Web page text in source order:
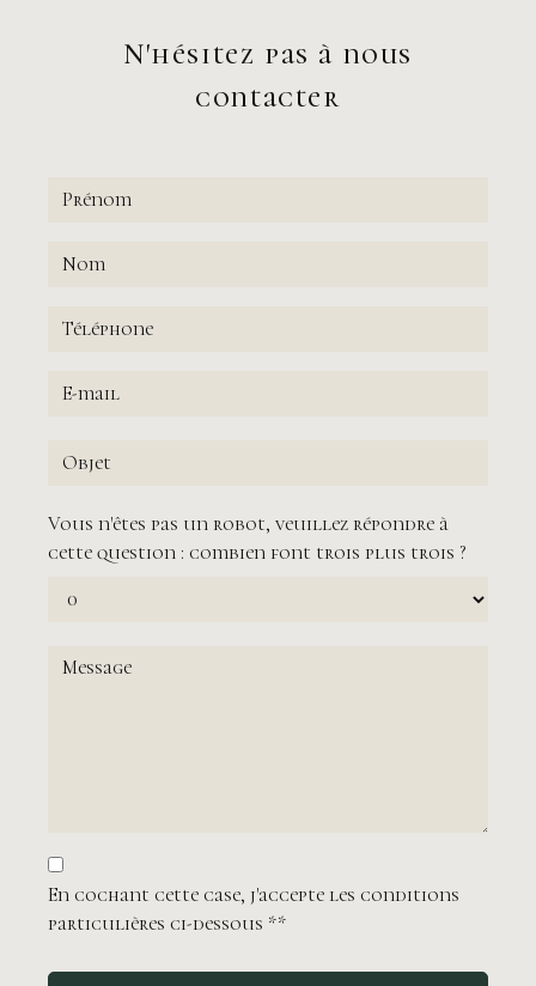
N'hésitez pas à nous
contacter
Vous n'êtes pas un robot, veuillez répondre à
cette question : combien font trois plus trois ?
En cochant cette case, j'accepte les conditions
particulières ci-dessous **